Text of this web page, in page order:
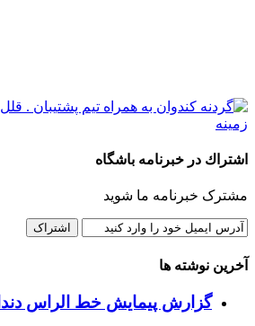
اشتراك در خبرنامه باشگاه
مشترک خبرنامه ما شوید
آخرین نوشته ها
گزارش پیمایش خط الراس